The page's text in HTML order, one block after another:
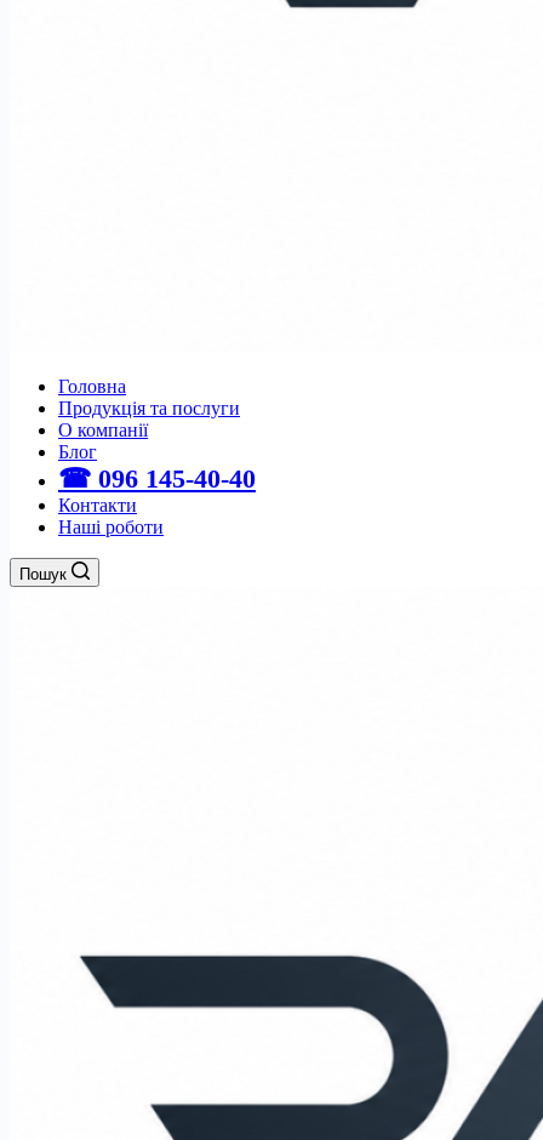
Головна
Продукція та послуги
О компанії
Блог
☎ 096 145-40-40
Контакти
Наші роботи
Пошук